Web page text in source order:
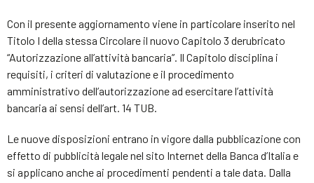
Con il presente aggiornamento viene in particolare inserito nel
Titolo I della stessa Circolare il nuovo Capitolo 3 derubricato
“Autorizzazione all’attività bancaria”. Il Capitolo disciplina i
requisiti, i criteri di valutazione e il procedimento
amministrativo dell’autorizzazione ad esercitare l’attività
bancaria ai sensi dell’art. 14 TUB.
Le nuove disposizioni entrano in vigore dalla pubblicazione con
effetto di pubblicità legale nel sito Internet della Banca d’Italia e
si applicano anche ai procedimenti pendenti a tale data. Dalla